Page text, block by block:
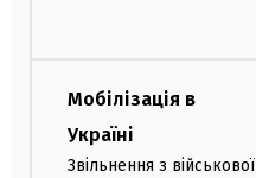
Мобілізація в
Україні
Звільнення з військової